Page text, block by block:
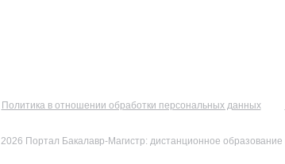
Политика в отношении обработки персональных данных
2026 Портал Бакалавр-Магистр: дистанционное